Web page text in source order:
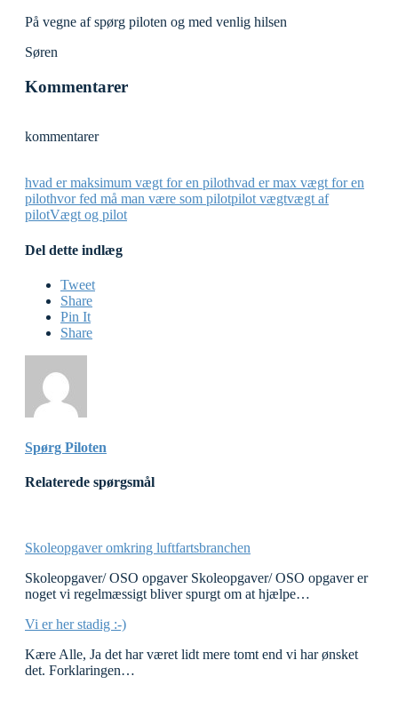
På vegne af spørg piloten og med venlig hilsen
Søren
Kommentarer
kommentarer
hvad er maksimum vægt for en pilothvad er max vægt for en
pilothvor fed må man være som pilotpilot vægtvægt af
pilotVægt og pilot
Del dette indlæg
Tweet
Share
Pin It
Share
Spørg Piloten
Relaterede spørgsmål
Skoleopgaver omkring luftfartsbranchen
Skoleopgaver/ OSO opgaver Skoleopgaver/ OSO opgaver er
noget vi regelmæssigt bliver spurgt om at hjælpe…
Vi er her stadig :-)
Kære Alle, Ja det har været lidt mere tomt end vi har ønsket
det. Forklaringen…